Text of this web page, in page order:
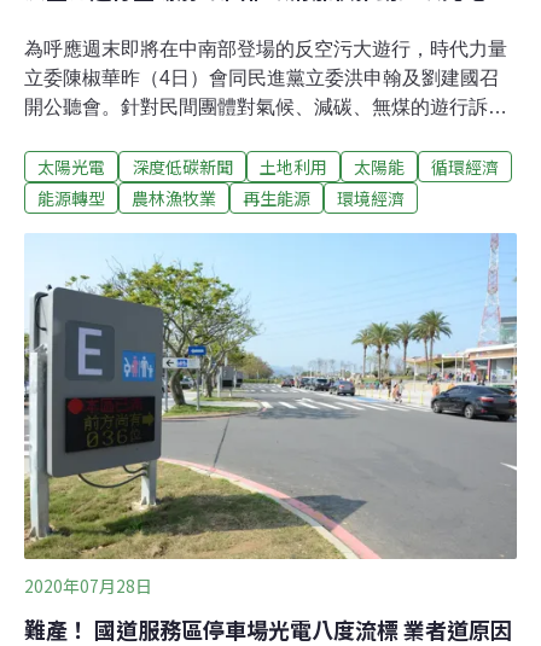
為呼應週末即將在中南部登場的反空污大遊行，時代力量
立委陳椒華昨（4日）會同民進黨立委洪申翰及劉建國召
開公聽會。針對民間團體對氣候、減碳、無煤的遊行訴
標、積極設置屋頂型太陽光電。上（7）個月，洪申翰曾
召開兩次太陽光電公聽會，當時各部會遭環團痛批光電設
道，環團則回應，盤點工作仍還未做足。各部會擴大盤點
屋頂型光電設置潛力內政部指出，目前已著手盤點殯葬用
地、社區中心與集會所、內政部管有土地資產，如消防署
訓練中心、社會住宅、污水處理廠共五個項目，預計2025
年可設置的容量將達20.54MW。此外，內政部也推動了都
市更新建物的容積獎勵，目前智慧建築、綠建築的標準，
將是否設置太陽光電設施納入品評標準，若建築設計取得
上述標章，將可取得容積獎勵；社會住宅的部分，內政部
補助地方政府設置太陽光電，也規定若無法裝設
太陽光電 深度低碳新聞 土地利用 太陽能
循環經濟
能源轉型
農林漁牧業 再生能源 環境經濟
2020年07月28日
難產！ 國道服務區停車場光電八度流標 業者道原因